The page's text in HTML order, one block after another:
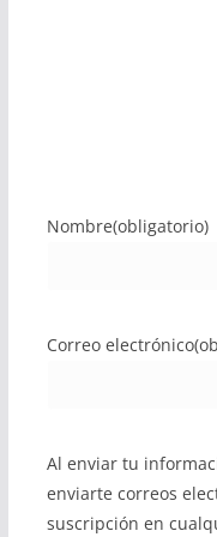
Nombre(obligatorio)
Correo electrónico
Al enviar tu
enviarte correos
suscripción en